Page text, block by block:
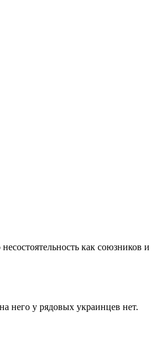
как союзников и
него у рядовых украинцев нет.